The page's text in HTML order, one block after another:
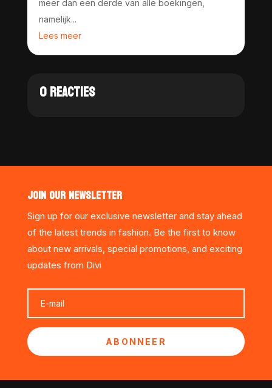
meer dan een derde van alle boekingen,
namelijk...
Lees meer
0 REACTIES
JOIN OUR NEWSLETTER
Sign up for our exclusive newsletter and stay ahead
of the latest trends in fashion. Be the first to know
about new arrivals, special promotions, and exciting
updates from Divi
ABONNEER